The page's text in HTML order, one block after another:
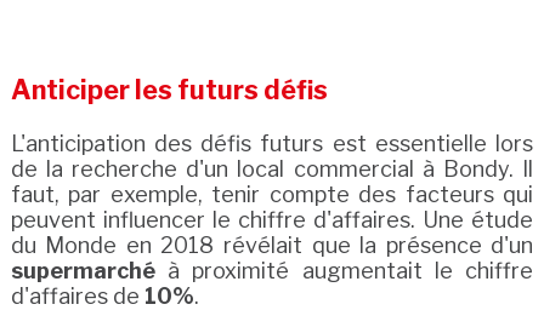
Anticiper les futurs défis
L'anticipation des défis futurs est essentielle lors
de la recherche d'un local commercial à Bondy. Il
faut, par exemple, tenir compte des facteurs qui
peuvent influencer le chiffre d'affaires. Une étude
du Monde en 2018 révélait que la présence d'un
supermarchéà proximité augmentait le chiffre
d'affaires de 10%.